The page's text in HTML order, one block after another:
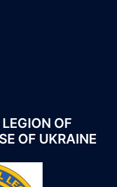
OF
OF UKRAINE